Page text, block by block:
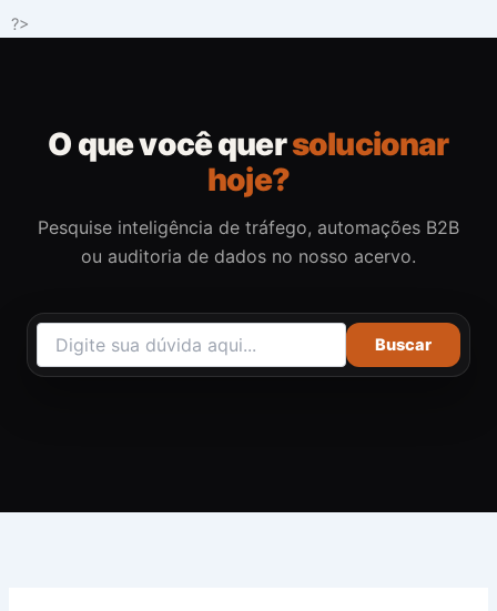
para
?>
O que você quersolucionar
hoje?
Pesquise inteligência de tráfego, automações B2B
ou auditoria de dados no nosso acervo.
Buscar